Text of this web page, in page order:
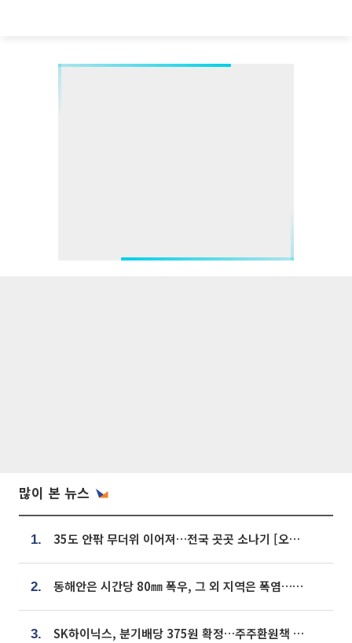
많이 본 뉴스
1. 35도 안팎 무더위 이어져…전국 곳곳 소나기 [오늘 날씨]
2. 동해안은 시간당 80㎜ 폭우, 그 외 지역은 폭염…‘극과 극 날씨’
3. SK하이닉스, 분기배당 375원 확정…주주환원책 9월로 앞당겨 발표